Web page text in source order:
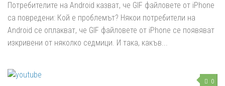
Потребителите на Android казват, че GIF файловете от iPhone
са повредени: Кой е проблемът? Някои потребители на
Android се оплакват, че GIF файловете от iPhone се появяват
изкривени от няколко седмици. И така, какъв...
0